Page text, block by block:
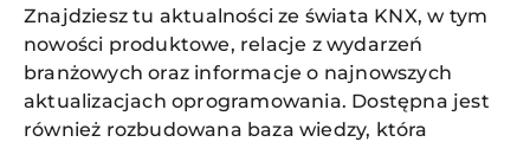
Znajdziesz tu aktualności ze świata KNX, w tym
nowości produktowe, relacje z wydarzeń
branżowych oraz informacje o najnowszych
aktualizacjach oprogramowania. Dostępna jest
również rozbudowana baza wiedzy, która